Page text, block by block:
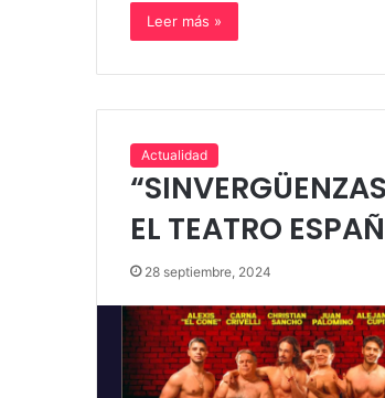
Leer más »
Actualidad
EL TEATRO
28 septiembre, 2024